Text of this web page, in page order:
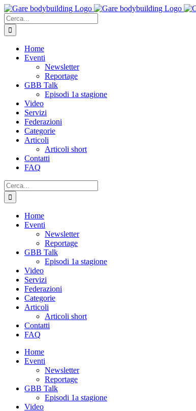
Salta
al
contenuto
Cerca
per:
Home
Eventi
Newsletter
Reportage
GBB Talk
Episodi 1a stagione
Video
Servizi
Federazioni
Categorie
Articoli
Articoli short
Contatti
FAQ
Cerca
per:
Home
Eventi
Newsletter
Reportage
GBB Talk
Episodi 1a stagione
Video
Servizi
Federazioni
Categorie
Articoli
Articoli short
Contatti
FAQ
Home
Eventi
Newsletter
Reportage
GBB Talk
Episodi 1a stagione
Video